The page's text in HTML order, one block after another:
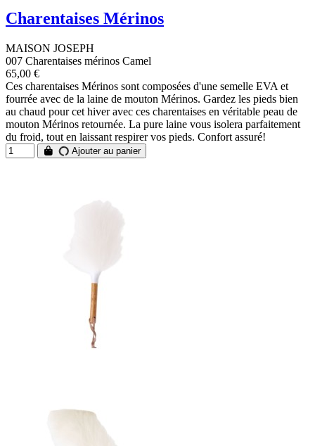
Charentaises Mérinos
MAISON JOSEPH
007 Charentaises mérinos Camel
65,00 €
Ces charentaises Mérinos sont composées d'une semelle EVA et
fourrée avec de la laine de mouton Mérinos. Gardez les pieds bien
au chaud pour cet hiver avec ces charentaises en véritable peau de
mouton Mérinos retournée. La pure laine vous isolera parfaitement
du froid, tout en laissant respirer vos pieds. Confort assuré!
Ajouter au panier